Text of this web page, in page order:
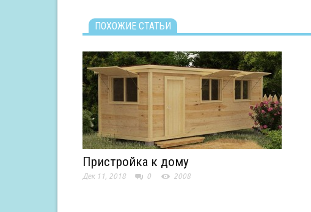
ПОХОЖИЕ СТАТЬИ
Пристройка к дому
Дек 11, 2018 0 2008